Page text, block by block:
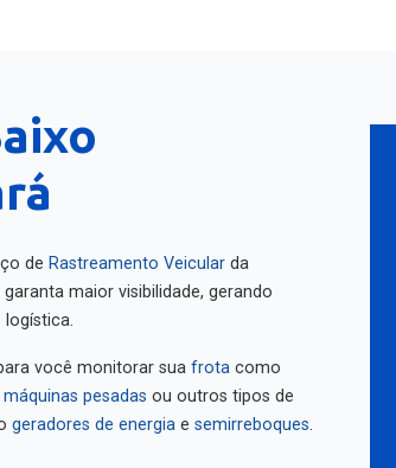
de Rastreamento Veicular
da
garanta maior visibilidade, gerando
você monitorar sua frota
máquinas pesadas
ou outros tipos de
geradores de energia semirreboques